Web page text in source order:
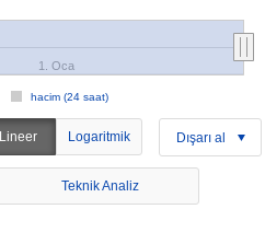
hacim (24 saat)
1. Oca
Lineer Logaritmik Dışarı al
Teknik Analiz